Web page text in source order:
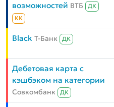
возможностей ВТБ
ДК
КК
Black Т-Банк ДК
Дебетовая карта с
кэшбэком на категории
Совкомбанк ДК